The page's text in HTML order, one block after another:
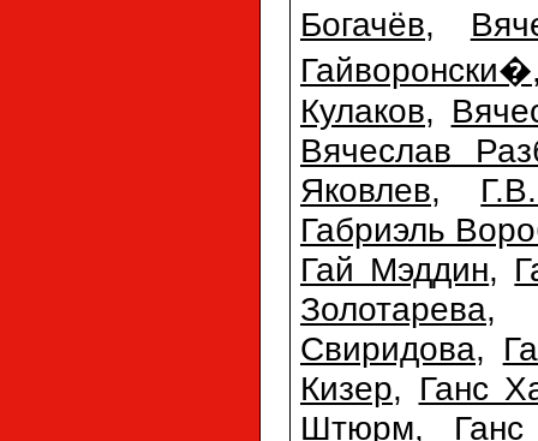
Богачёв,
Гайворонски�
Кулаков,
Вячеслав
Яковлев,
Габриэль
Гай Мэддин,
Золотарева
Свиридова,
Кизер, Ганс
Штюрм,